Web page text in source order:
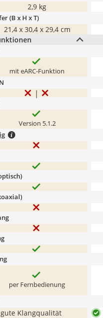
2,9 kg
(B x H x T)
21,4 x 30,4 x 29,4 cm
mit eARC-Funktion
Version 5.1.2
per Fernbedienung
gute Klangqualität